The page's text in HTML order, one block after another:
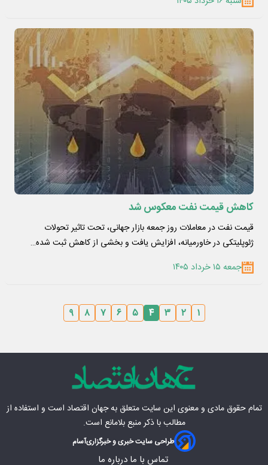
کاهش قیمت نفت معکوس شد
قیمت نفت در معاملات روز جمعه بازار جهانی، تحت تاثیر تحولات
ژئوپلیتکی در خاورمیانه، افزایش یافت و بخشی از کاهش ثبت شده…
جمعه ۱۵ خرداد ۱۴۰۵
۱ ۲ ۳ ۴ ۵ ۶ ۷ ۸ ۹
تمام حقوق مادی‌ و معنوی این سایت متعلق بهجهان اقتصاد است و استفاده از
مطالب با ذکر منبع بلامانع است.
طراحی سایت خبری و خبرگزاریآسام
تماس با ما درباره ما